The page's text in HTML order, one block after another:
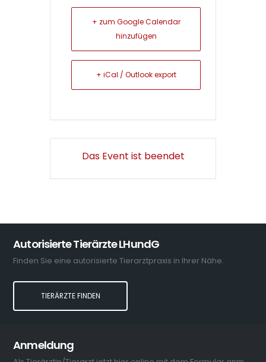
+ zum Google Calendar
hinzufügen
+ iCal / Outlook export
Das Event ist beendet
Autorisierte Tierärzte LHundG
Finden Sie eine autorisierte Tierarztpraxis in Ihrer Nähe.
TIERÄRZTE FINDEN
Anmeldung